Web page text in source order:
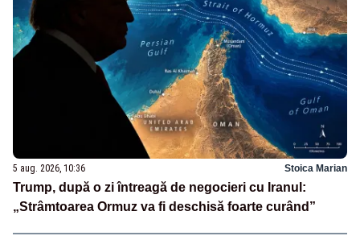
5 aug. 2026, 10:36 Stoica Marian
Trump, după o zi întreagă de negocieri cu Iranul:
„Strâmtoarea Ormuz va fi deschisă foarte curând”